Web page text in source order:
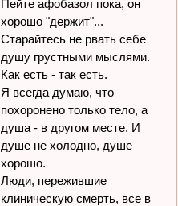
Пейте афобазол пока, он
хорошо "держит"...
Старайтесь не рвать себе
душу грустными мыслями.
Как есть - так есть.
Я всегда думаю, что
похоронено только тело, а
душа - в другом месте. И
душе не холодно, душе
хорошо.
Люди, пережившие
клиническую смерть, все в